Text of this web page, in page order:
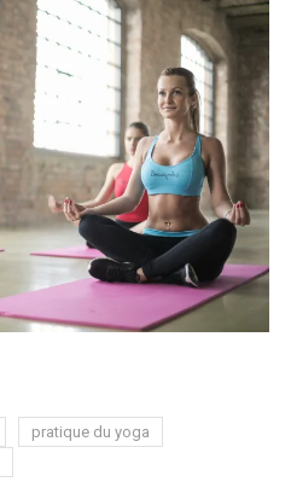
pratique du yoga